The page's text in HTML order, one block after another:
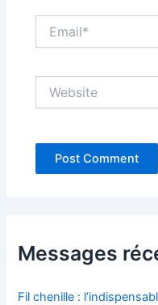
Messages
Fil chenille :